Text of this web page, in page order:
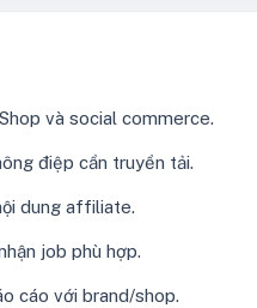
và social commerce.
điệp cần truyền tải.
dung affiliate.
job phù hợp.
cáo với brand/shop.